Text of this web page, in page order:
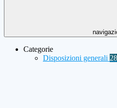
Categorie
Disposizioni generali 28